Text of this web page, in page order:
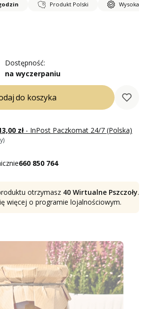
Produkt Polski Wysoka
Dostępność:
na wyczerpaniu
do koszyka
zł - InPost Paczkomat 24/7 (Polska)
660 850 764
otrzymasz 40 Wirtualne Pszczoły.
więcej o programie lojalnościowym.